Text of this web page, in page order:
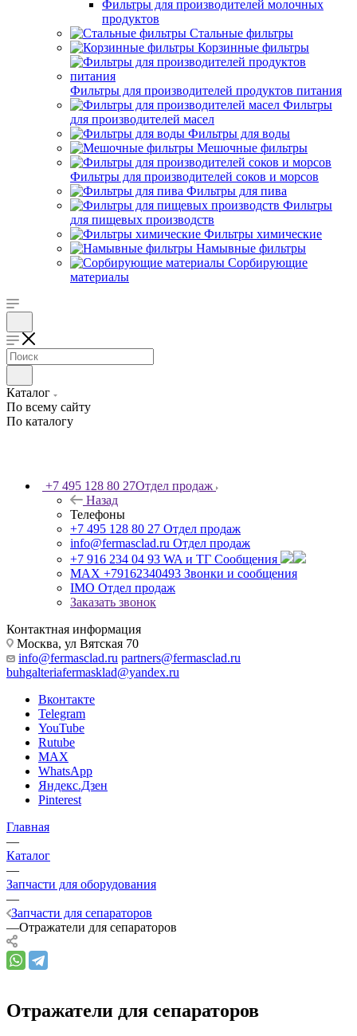
Фильтры для производителей молочных
продуктов
Стальные фильтры
Корзинные фильтры
Фильтры для производителей продуктов питания
Фильтры
для производителей масел
Фильтры для воды
Мешочные фильтры
Фильтры для производителей соков и морсов
Фильтры для пива
Фильтры
для пищевых производств
Фильтры химические
Намывные фильтры
Сорбирующие
материалы
Каталог
По всему сайту
По каталогу
+7 495 128 80 27Отдел продаж
Назад
Телефоны
+7 495 128 80 27 Отдел продаж
info@fermasclad.ru Отдел продаж
+7 916 234 04 93 WA и ТГ Сообщения
MAX +79162340493 Звонки и сообщения
IMO Отдел продаж
Заказать звонок
Контактная информация
Москва, ул Вятская 70
info@fermasclad.ru partners@fermasclad.ru
buhgalteriafermasklad@yandex.ru
Вконтакте
Telegram
YouTube
Rutube
MAX
WhatsApp
Яндекс.Дзен
Pinterest
Главная
—
Каталог
—
Запчасти для оборудования
—
Запчасти для сепараторов
—Отражатели для сепараторов
Отражатели для сепараторов